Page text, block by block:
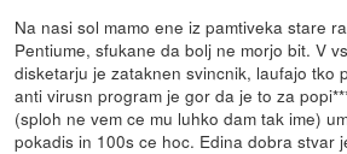
Na nasi sol mamo ene iz pamtiveka stare
Pentiume, sfukane da bolj ne morjo bit. V
disketarju je zataknen svincnik, laufajo tko
anti virusn program je gor da je to za
(sploh ne vem ce mu luhko dam tak ime)
pokadis in 100s ce hoc. Edina dobra stvar